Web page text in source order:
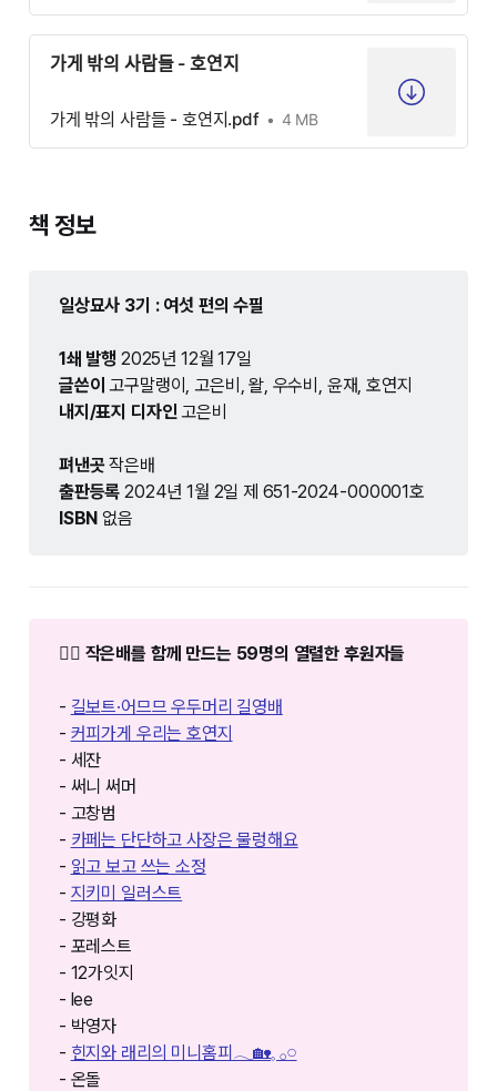
가게 밖의 사람들 - 호연지
가게 밖의 사람들 - 호연지.pdf 4 MB
책 정보
일상묘사 3기 : 여섯 편의 수필
1쇄 발행 2025년 12월 17일
글쓴이 고구말랭이, 고은비, 왈, 우수비, 윤재, 호연지
내지/표지 디자인고은비
펴낸곳작은배
출판등록 2024년 1월 2일 제 651-2024-000001호
ISBN 없음
❤️‍🔥 작은배를 함께 만드는 59명의 열렬한 후원자들
- 길보트·어므므 우두머리 길영배
- 커피가게 우리는 호연지
- 세잔
- 써니 써머
- 고창범
- 카페는 단단하고 사장은 물렁해요
- 읽고 보고 쓰는 소정
- 지키미 일러스트
- 강평화
- 포레스트
- 12가잇지
- lee
- 박영자
- 힌지와 래리의 미니홈피𓂃🏡𓈒 𓂂𓏸
- 온돌